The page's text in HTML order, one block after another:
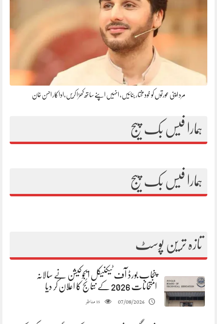
مرد اپنی عورتوں کو خود مختار بنائیں، انہیں اپنے ساتھ کھڑا کریں،اداکار احسن خان
ہمارا فیس بک پیج
ہمارا فیس بک پیج
تازہ ترین پوسٹ
پنجاب بورڈ آف ٹیکنیکل ایجوکیشن نے سالانہ
امتحانات 2026 کے نتائج کا اعلان کر دیا
07/08/2026
15مناظر